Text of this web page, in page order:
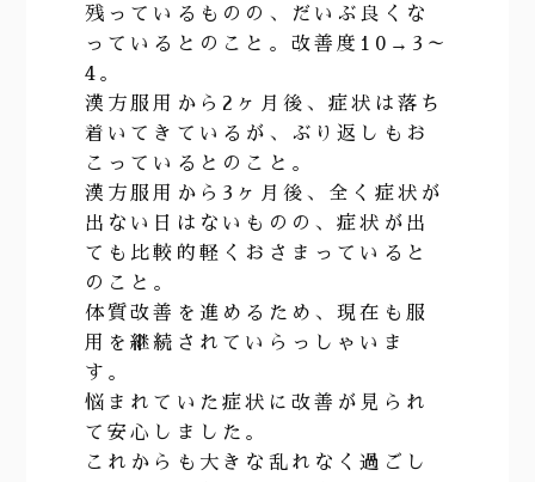
残っているものの、だいぶ良くな
っているとのこと。改善度10→3～
4。
漢方服用から2ヶ月後、症状は落ち
着いてきているが、ぶり返しもお
こっているとのこと。
漢方服用から3ヶ月後、全く症状が
出ない日はないものの、症状が出
ても比較的軽くおさまっていると
のこと。
体質改善を進めるため、現在も服
用を継続されていらっしゃいま
す。
悩まれていた症状に改善が見られ
て安心しました。
これからも大きな乱れなく過ごし